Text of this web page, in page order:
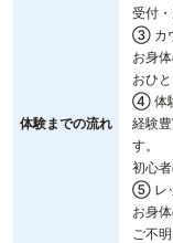
体験までの流れ
受付
③ カ
お身
おひ
④ 体
経験
す。
初心
⑤ レ
お身
ご不